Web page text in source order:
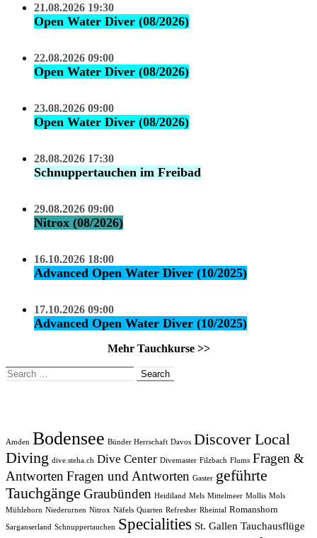
21.08.2026 19:30
Open Water Diver (08/2026)
22.08.2026 09:00
Open Water Diver (08/2026)
23.08.2026 09:00
Open Water Diver (08/2026)
28.08.2026 17:30
Schnuppertauchen im Freibad
29.08.2026 09:00
Nitrox (08/2026)
16.10.2026 18:00
Advanced Open Water Diver (10/2025)
17.10.2026 09:00
Advanced Open Water Diver (10/2025)
Mehr Tauchkurse >>
Search
Amden Bodensee Bünder Herrschaft Davos Discover Local
Diving dive.steha.ch Dive Center Divemaster Filzbach Flums Fragen &
AntwortenFragen und Antworten Gaster geführte
Tauchgänge Graubünden Heidiland Mels Mittelmeer Mollis Mols
Mühlehorn Niederurnen Nitrox Näfels Quarten Refresher Rheintal Romanshorn
Sarganserland Schnuppertauchen Specialities St. Gallen Tauchausflüge